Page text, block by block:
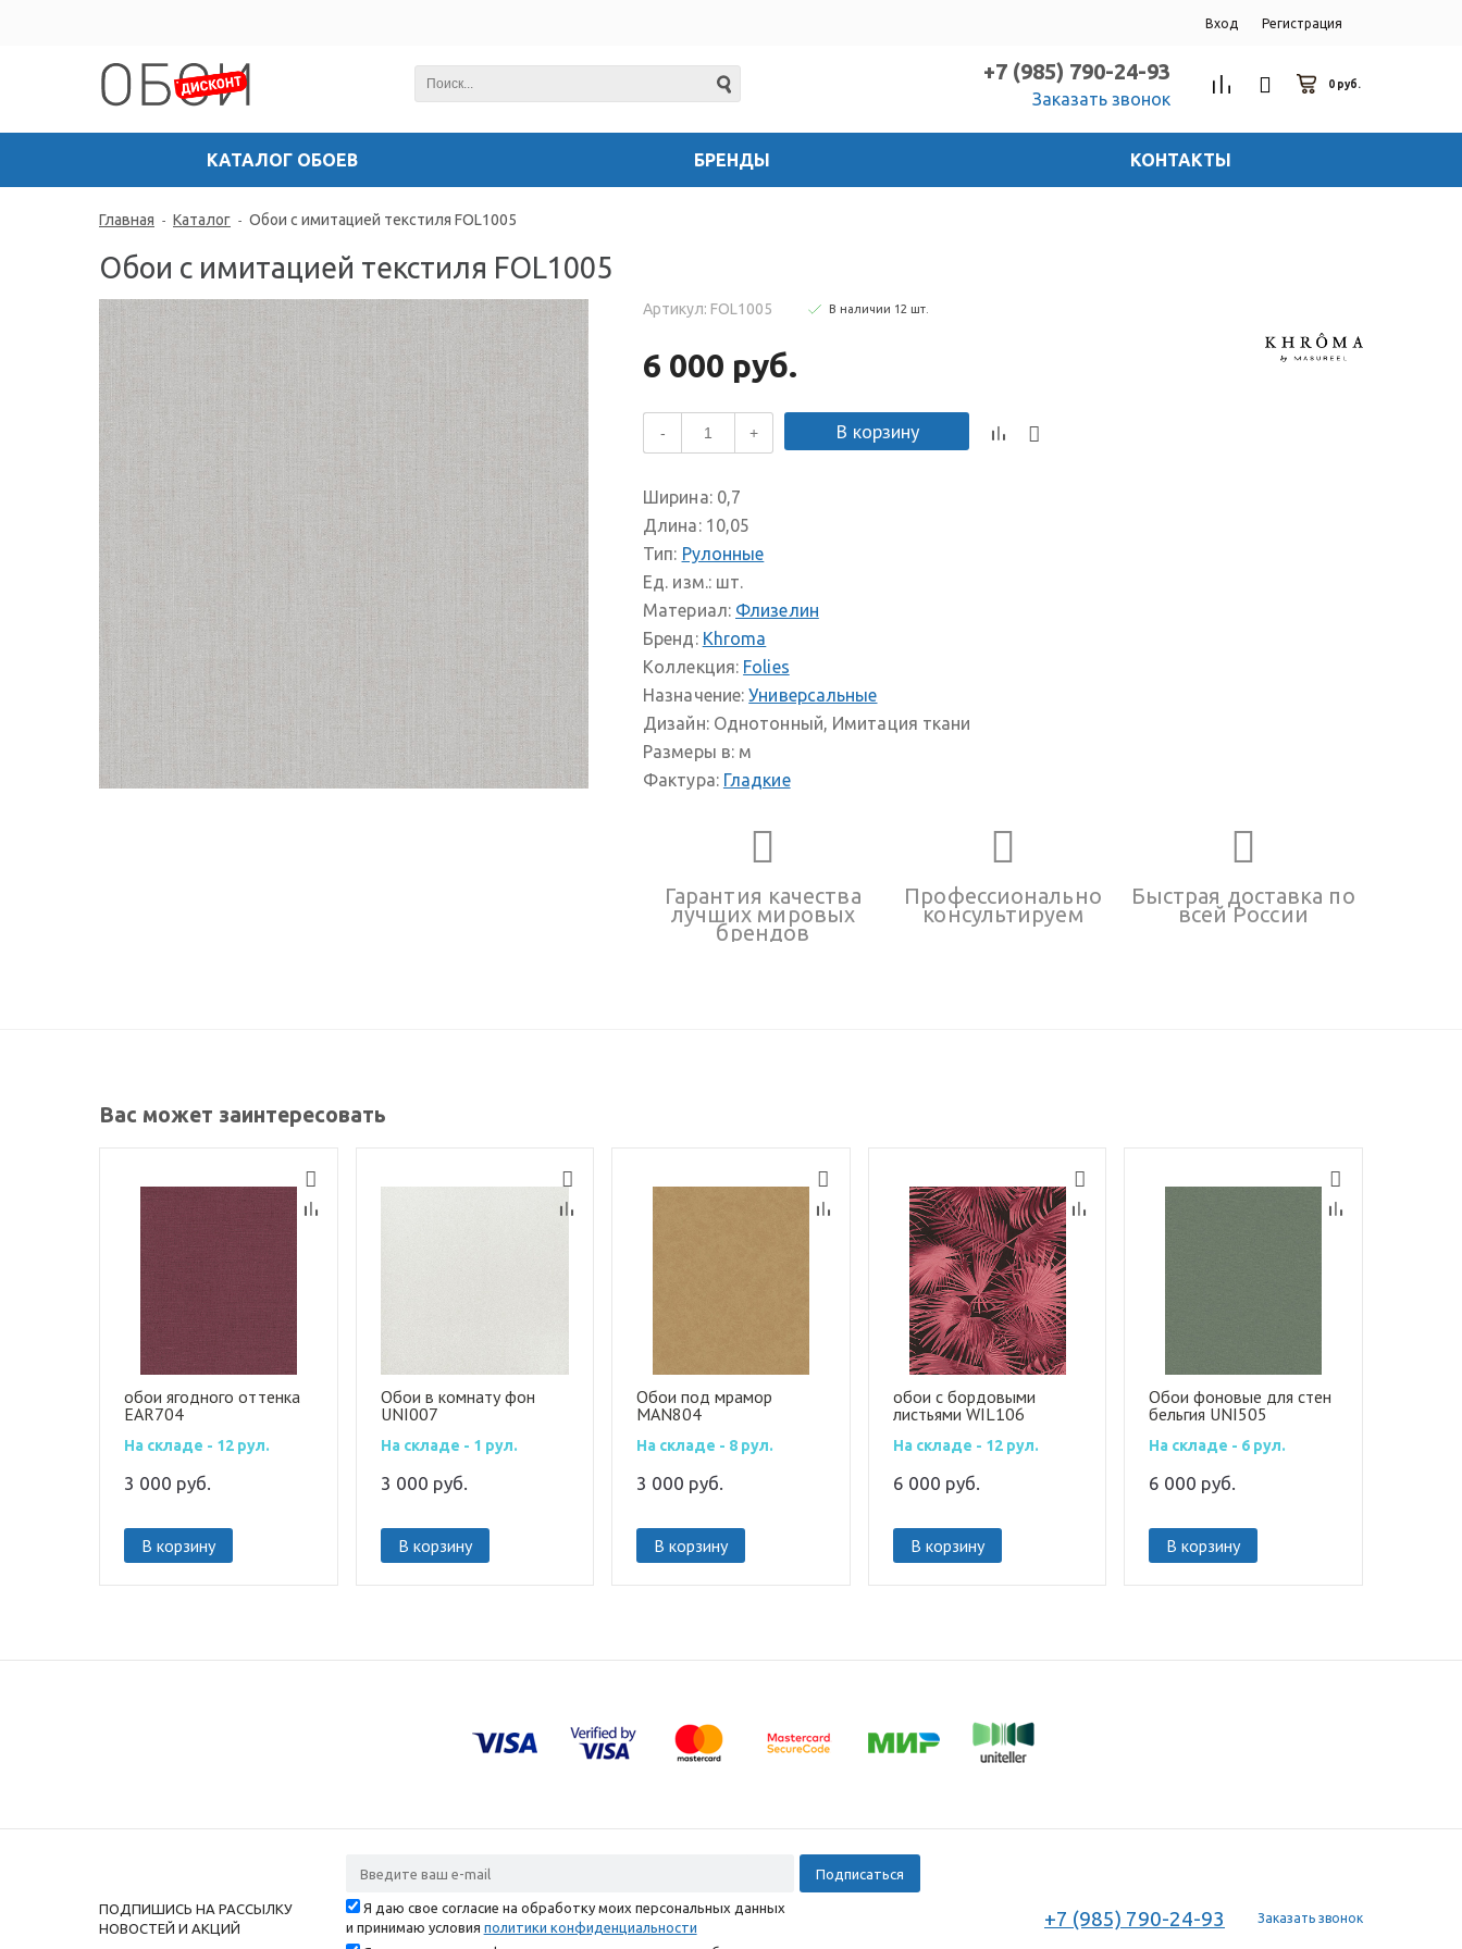
Вход Регистрация
+7 (985) 790-24-93
Заказать звонок
0 руб.
КАТАЛОГ ОБОЕВ БРЕНДЫ КОНТАКТЫ
Главная - Каталог - Обои с имитацией текстиля FOL1005
Обои с имитацией текстиля FOL1005
Артикул: FOL1005 В наличии 12 шт
6 000 руб.
- + В корзину
Ширина:0,7
Длина:10,05
Тип: Рулонные
Ед. изм.:шт.
Материал: Флизелин
Бренд: Khroma
Коллекция: Folies
Назначение: Универсальные
Дизайн:Однотонный, Имитация ткани
Размеры в: м
Фактура: Гладкие
Гарантия качества
лучших мировых
брендов
Профессионально
консультируем
Быстрая доставка по
всей России
Вас может заинтересовать
обои ягодного оттенка
EAR704
На складе - 12 рул.
3 000 руб.
В корзину
Обои в комнату фон
UNI007
На складе - 1 рул.
3 000 руб.
В корзину
Обои под мрамор
MAN804
На складе - 8 рул.
3 000 руб.
В корзину
обои с бордовыми
листьями WIL106
На складе - 12 рул.
6 000 руб.
В корзину
Обои фоновые для стен
бельгия UNI505
На складе - 6 рул.
6 000 руб.
В корзину
ПОДПИШИСЬ НА РАССЫЛКУ
НОВОСТЕЙ И АКЦИЙ
Я даю свое согласие на обработку моих персональных данных
и принимаю условия политики конфиденциальности
+7 (985) 790-24-93 Заказать звонок